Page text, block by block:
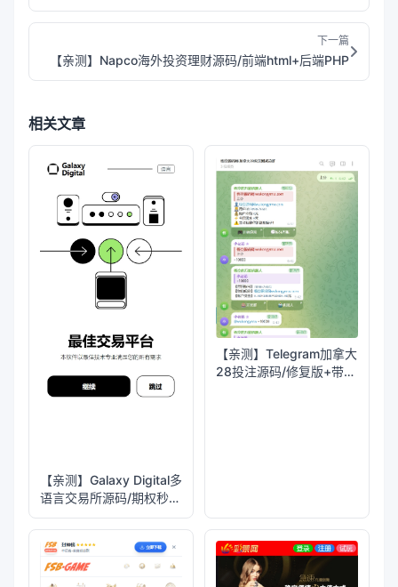
下一篇
【亲测】Napco海外投资理财源码/前端html+后端PHP
相关文章
【亲测】Galaxy Digital多
语言交易所源码/期权秒合
约+杠杆合约+智能合约投
资理财+NTF+贷款+输赢
控制
【亲测】Telegram加拿大
28投注源码/修复版+带搭